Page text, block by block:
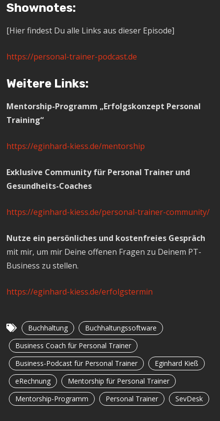
Shownotes:
[Hier findest Du alle Links aus dieser Episode]
https://personal-trainer-podcast.de
Weitere Links:
Mentorship-Programm „Erfolgskonzept Personal
Training“
https://eginhard-kiess.de/mentorship
Exklusive Community für Personal Trainer und
Gesundheits-Coaches
https://eginhard-kiess.de/personal-trainer-community/
Nutze ein persönliches und kostenfreies Gespräch
mit mir, um mir Deine offenen Fragen zu Deinem PT-
Business zu stellen.
https://eginhard-kiess.de/erfolgstermin
Buchhaltung
Buchhaltungssoftware
Business Coach für Personal Trainer
Business-Podcast für Personal Trainer
Eginhard Kieß
eRechnung
Mentorship für Personal Trainer
Mentorship-Programm
Personal Trainer SevDesk